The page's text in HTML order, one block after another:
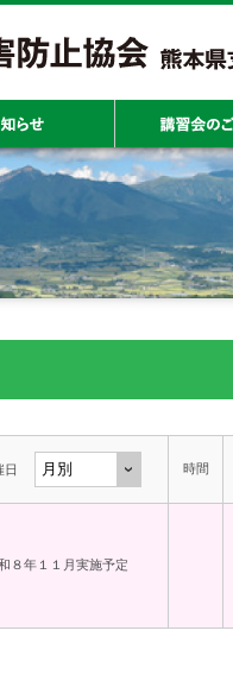
日 時間
８年１１月実施予定